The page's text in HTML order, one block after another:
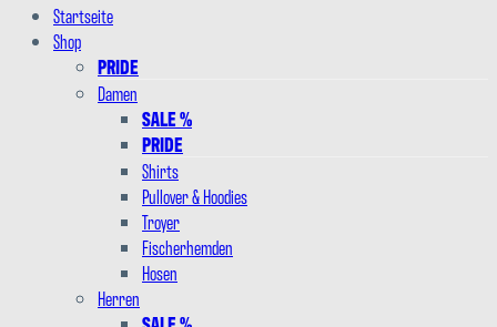
Startseite
Shop
PRIDE
Damen
SALE %
PRIDE
Shirts
Pullover & Hoodies
Troyer
Fischerhemden
Hosen
Herren